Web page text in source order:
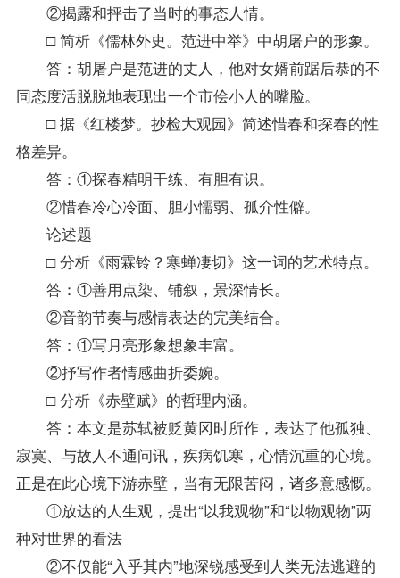
②揭露和抨击了当时的事态人情。
□ 简析《儒林外史。范进中举》中胡屠户的形象。
答：胡屠户是范进的丈人，他对女婿前踞后恭的不
同态度活脱脱地表现出一个市侩小人的嘴脸。
□ 据《红楼梦。抄检大观园》简述惜春和探春的性
格差异。
答：①探春精明干练、有胆有识。
②惜春冷心冷面、胆小懦弱、孤介性僻。
论述题
□ 分析《雨霖铃？寒蝉凄切》这一词的艺术特点。
答：①善用点染、铺叙，景深情长。
②音韵节奏与感情表达的完美结合。
答：①写月亮形象想象丰富。
②抒写作者情感曲折委婉。
□ 分析《赤壁赋》的哲理内涵。
答：本文是苏轼被贬黄冈时所作，表达了他孤独、
寂寞、与故人不通问讯，疾病饥寒，心情沉重的心境。
正是在此心境下游赤壁，当有无限苦闷，诸多意感慨。
①放达的人生观，提出“以我观物”和“以物观物”两
种对世界的看法
②不仅能“入乎其内”地深锐感受到人类无法逃避的